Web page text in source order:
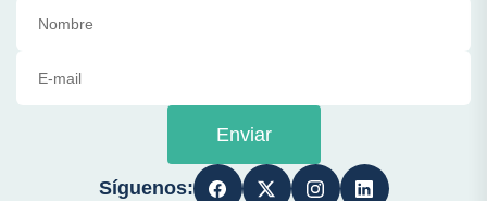
Enviar
Síguenos: